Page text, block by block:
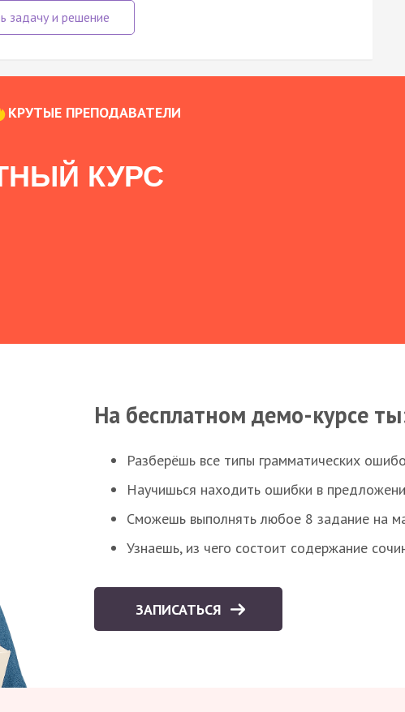
КРУТЫЕ ПРЕПОДАВАТЕЛИ
КУРС
На бесплатном демо-курсе
Разберёшь все типы грамматических
Научишься находить ошибки в
Сможешь выполнять любое 8 задание на
Узнаешь, из чего состоит содержание
ЗАПИСАТЬСЯ